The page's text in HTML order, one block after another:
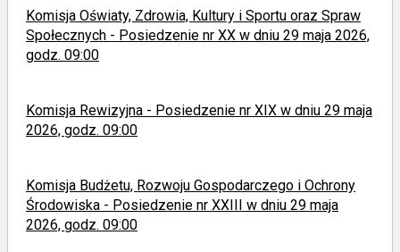
Komisja Oświaty, Zdrowia, Kultury i Sportu oraz Spraw
Społecznych - Posiedzenie nr XX w dniu 29 maja 2026,
godz. 09:00
Komisja Rewizyjna - Posiedzenie nr XIX w dniu 29 maja
2026, godz. 09:00
Komisja Budżetu, Rozwoju Gospodarczego i Ochrony
Środowiska - Posiedzenie nr XXIII w dniu 29 maja
2026, godz. 09:00